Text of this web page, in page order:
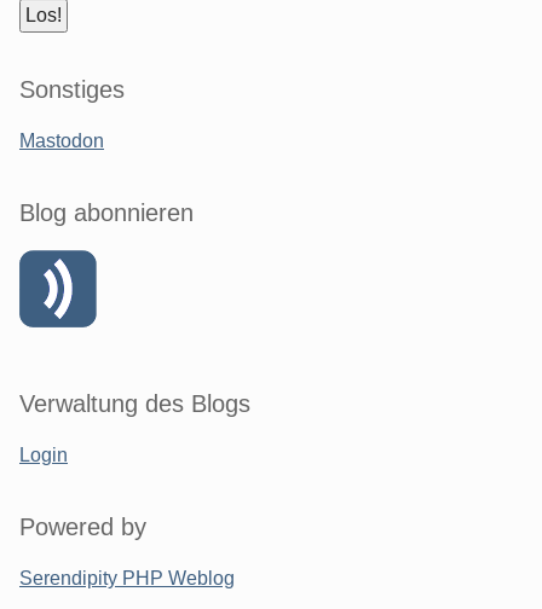
Sonstiges
Mastodon
Blog abonnieren
Verwaltung des Blogs
Login
Powered by
Serendipity PHP Weblog